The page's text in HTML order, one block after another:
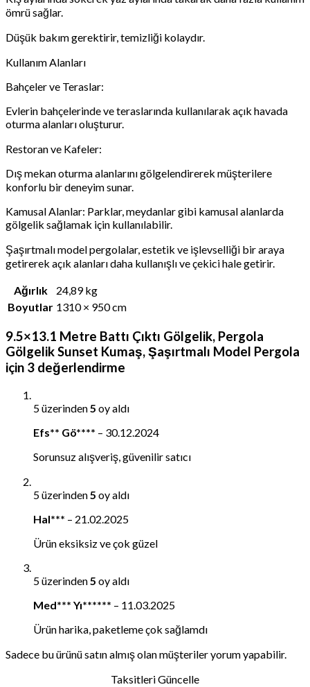
ömrü sağlar.
Düşük bakım gerektirir, temizliği kolaydır.
Kullanım Alanları
Bahçeler ve Teraslar:
Evlerin bahçelerinde ve teraslarında kullanılarak açık havada
oturma alanları oluşturur.
Restoran ve Kafeler:
Dış mekan oturma alanlarını gölgelendirerek müşterilere
konforlu bir deneyim sunar.
Kamusal Alanlar: Parklar, meydanlar gibi kamusal alanlarda
gölgelik sağlamak için kullanılabilir.
Şaşırtmalı model pergolalar, estetik ve işlevselliği bir araya
getirerek açık alanları daha kullanışlı ve çekici hale getirir.
Ağırlık
24,89 kg
Boyutlar 1310 × 950 cm
9.5×13.1 Metre Battı Çıktı Gölgelik, Pergola
Gölgelik Sunset Kumaş, Şaşırtmalı Model Pergola
için 3 değerlendirme
5 üzerinden5 oy aldı
Efs** Gö**** – 30.12.2024
Sorunsuz alışveriş, güvenilir satıcı
5 üzerinden5 oy aldı
Hal*** – 21.02.2025
Ürün eksiksiz ve çok güzel
5 üzerinden5 oy aldı
Med*** Yı****** – 11.03.2025
Ürün harika, paketleme çok sağlamdı
Sadece bu ürünü satın almış olan müşteriler yorum yapabilir.
Taksitleri Güncelle